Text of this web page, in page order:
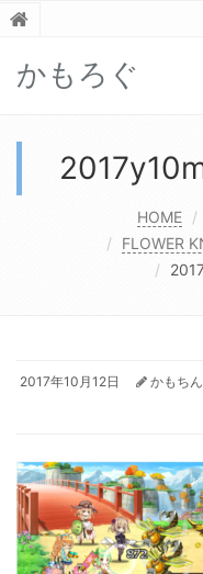
かもろぐ
HOME
FLOWER
2017年10月12日 かもちん